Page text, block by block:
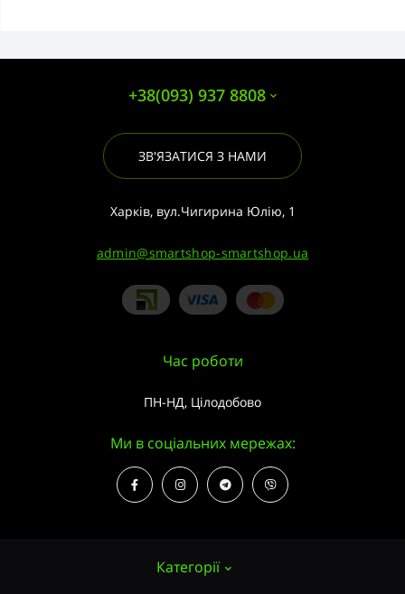
+38(093) 937 8808
ЗВ'ЯЗАТИСЯ З НАМИ
Харків, вул.Чигирина Юлію, 1
admin@smartshop-smartshop.ua
Категорії
Час роботи
ПН-НД, Цілодобово
Ми в соціальних мережах: